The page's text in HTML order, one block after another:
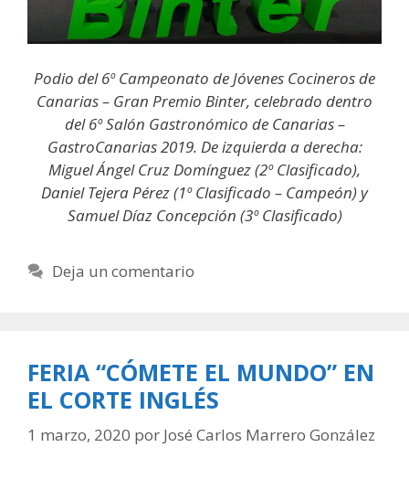
Podio del 6º Campeonato de Jóvenes Cocineros de
Canarias – Gran Premio Binter, celebrado dentro
del 6º Salón Gastronómico de Canarias –
GastroCanarias 2019. De izquierda a derecha:
Miguel Ángel Cruz Domínguez (2º Clasificado),
Daniel Tejera Pérez (1º Clasificado – Campeón) y
Samuel Díaz Concepción (3º Clasificado)
Deja un comentario
FERIA “CÓMETE EL MUNDO” EN
EL CORTE INGLÉS
1 marzo, 2020 por José Carlos Marrero González